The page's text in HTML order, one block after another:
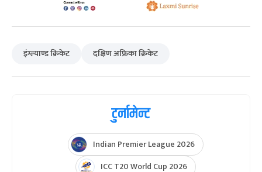
इंग्ल्याण्ड क्रिकेट दक्षिण अफ्रिका क्रिकेट
टुर्नामेन्ट
Indian Premier League 2026
ICC T20 World Cup 2026